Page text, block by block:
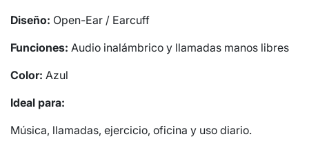
Diseño: Open-Ear / Earcuff
Funciones: Audio inalámbrico y llamadas manos libres
Color: Azul
Ideal para:
Música, llamadas, ejercicio, oficina y uso diario.